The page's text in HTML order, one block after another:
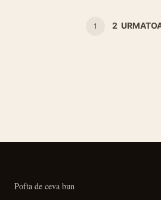
1 2
Pofta de ceva bun